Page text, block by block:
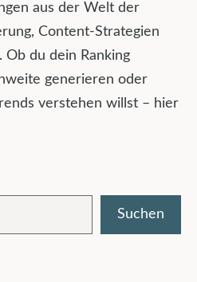
aus der Welt der
Content-Strategien
Ob du dein Ranking
generieren oder
verstehen willst – hier
Suchen